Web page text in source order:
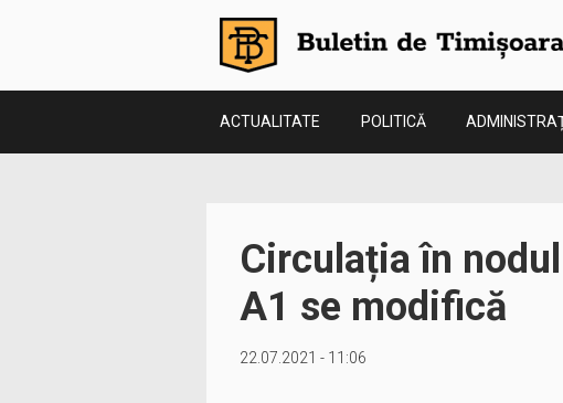
ACTUALITATE POLITICĂ
Circulația în
A1 se modifică
22.07.2021 - 11:06